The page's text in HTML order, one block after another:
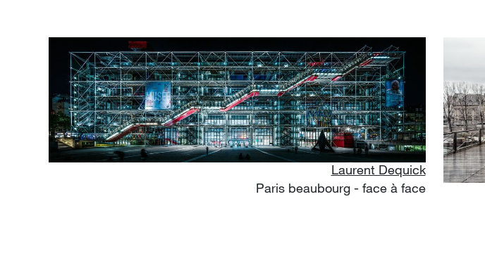
Laurent Dequick
Paris beaubourg - face à face